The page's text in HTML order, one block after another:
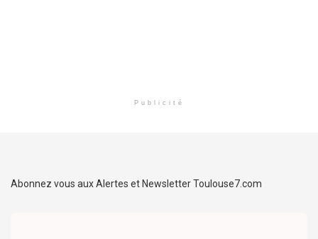
Publicité
Abonnez vous aux Alertes et Newsletter Toulouse7.com